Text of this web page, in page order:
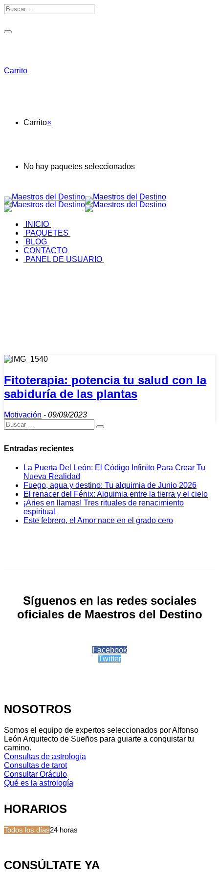
Toggle navigation
Carrito
Carrito×
No hay paquetes seleccionados
INICIO
PAQUETES
BLOG
CONTACTO
PANEL DE USUARIO
Fitoterapia: potencia tu salud con la
sabiduría de las plantas
Motivación - 09/09/2023
Entradas recientes
La Puerta Del León: El Código Infinito Para Crear Tu
Nueva Realidad
Fuego, agua y destino: Tu alquimia de Junio 2026
El renacer del Fénix: Alquimia entre la tierra y el cielo
¡Aries en llamas! Tres rituales de renacimiento
espiritual
Este febrero, el Amor nace en el grado cero
Síguenos en las redes sociales
oficiales de Maestros del Destino
Facebook
Twitter
NOSOTROS
Somos el equipo de expertos seleccionados por Alfonso
León Arquitecto de Sueños para guiarte a conquistar tu
camino.
Consultas de astrología
Consultas de tarot
Consultar Oráculo
Qué es la astrología
HORARIOS
Todos los días24 horas
CONSÚLTATE YA